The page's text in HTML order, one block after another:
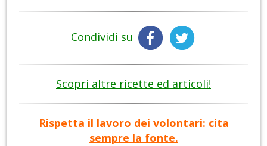
Condividi su
Scopri altre ricette ed articoli!
Rispetta il lavoro dei volontari: cita
sempre la fonte.